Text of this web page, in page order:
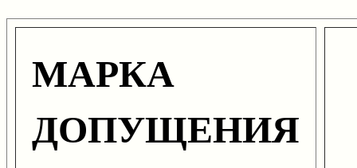
МАРКА
ДОПУЩЕНИЯ